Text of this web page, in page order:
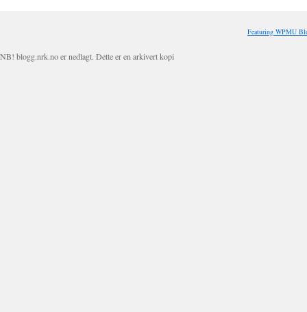
Featuring WPMU
NB! blogg.nrk.no er nedlagt. Dette er en arkivert kopi